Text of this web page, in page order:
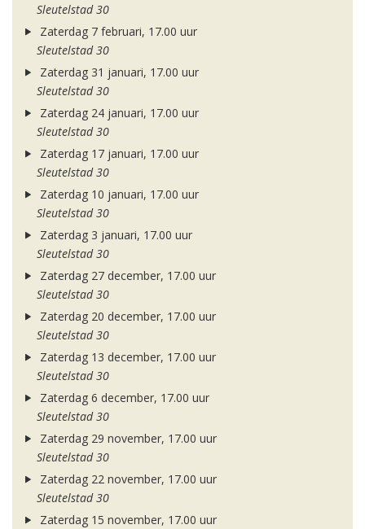
Sleutelstad 30
Zaterdag 7 februari, 17.00 uur
Sleutelstad 30
Zaterdag 31 januari, 17.00 uur
Sleutelstad 30
Zaterdag 24 januari, 17.00 uur
Sleutelstad 30
Zaterdag 17 januari, 17.00 uur
Sleutelstad 30
Zaterdag 10 januari, 17.00 uur
Sleutelstad 30
Zaterdag 3 januari, 17.00 uur
Sleutelstad 30
Zaterdag 27 december, 17.00 uur
Sleutelstad 30
Zaterdag 20 december, 17.00 uur
Sleutelstad 30
Zaterdag 13 december, 17.00 uur
Sleutelstad 30
Zaterdag 6 december, 17.00 uur
Sleutelstad 30
Zaterdag 29 november, 17.00 uur
Sleutelstad 30
Zaterdag 22 november, 17.00 uur
Sleutelstad 30
Zaterdag 15 november, 17.00 uur